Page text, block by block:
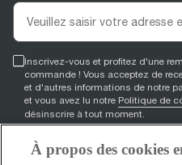
Inscrivez-vous et profitez d'une
commande ! Vous acceptez de
et d'autres informations de notre
et vous avez lu notre Politique de
désinscrire à tout moment.
S'inscrire
À propos des cookies